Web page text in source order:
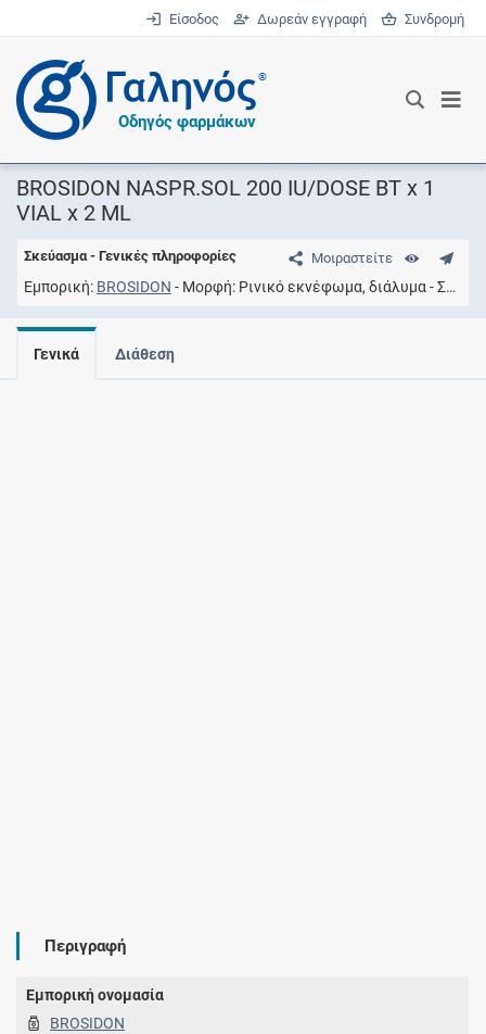
Είσοδος Δωρεάν εγγραφή Συνδρομή
®
Οδηγός φαρμάκων
BROSIDON NASPR.SOL 200 IU/DOSE BT x 1
VIAL x 2 ML
Μοιραστείτε
Σκεύασμα - Γενικές πληροφορίες
Εμπορική BROSIDON Μορφή Ρινικό εκνέφωμα, διάλυμα Συγκέντρωση
Γενικά Διάθεση
Περιγραφή
Εμπορική ονομασία
BROSIDON